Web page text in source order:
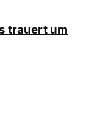
trauert um